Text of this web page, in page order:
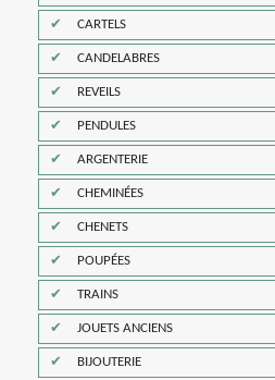
CARTELS
CANDELABRES
REVEILS
PENDULES
ARGENTERIE
CHEMINÉES
CHENETS
POUPÉES
TRAINS
JOUETS ANCIENS
BIJOUTERIE